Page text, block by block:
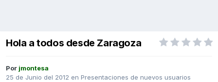
Hola a todos desde Zaragoza
Por jmontesa
25 de Junio del 2012 en Presentaciones de nuevos usuarios